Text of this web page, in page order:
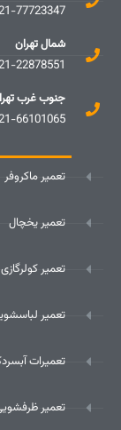
77723347
شمال تهران
22878551
جنوب غرب
66101065
تعمیر ماکروفر
تعمیر یخچال
تعمیر کولرگازی
تعمیر
تعمیرات
تعمیر